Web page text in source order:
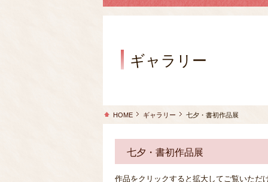
ギャラリー
HOME ギャラリー 七夕・書初作品展
七夕・書初作品展
作品をクリックすると拡大してご覧いただ